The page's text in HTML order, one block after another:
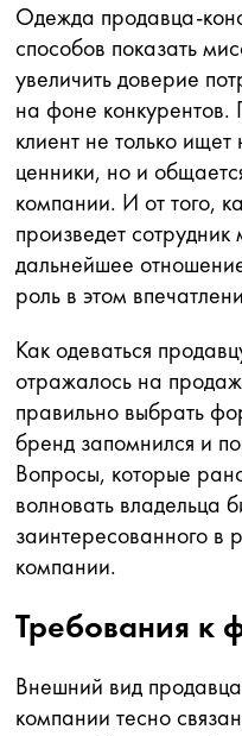
Одежда продавца-
способов показать
увеличить доверие
на фоне конкурентов.
клиент не только
ценники, но и
компании. И от того,
произведет
дальнейшее
роль в этом
Как одеваться
отражалось на
правильно выбрать
бренд запомнился и
Вопросы, которые
волновать владельца
заинтересованного в
компании.
Требования к
Внешний вид
компании тесно